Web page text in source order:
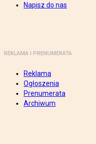
Napisz do nas
REKLAMA I PRENUMERATA
Reklama
Ogłoszenia
Prenumerata
Archiwum